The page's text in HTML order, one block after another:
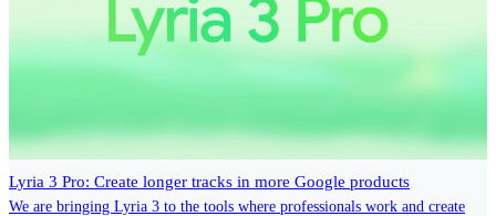
Lyria 3 Pro: Create longer tracks in more Google products
We are bringing Lyria 3 to the tools where professionals work and create